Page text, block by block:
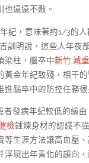
也遠遠不敷。
紀，意味著約1/3的
吉訓明說，這些人年夜
梁柱，腦卒中新竹 減
黃金年紀致殘，相干
進腦卒中的防控任務很
者發病年紀較低的緣
檢錘煉身材的認識不
等生涯方法讓高血壓
浮現出年青化的趨向